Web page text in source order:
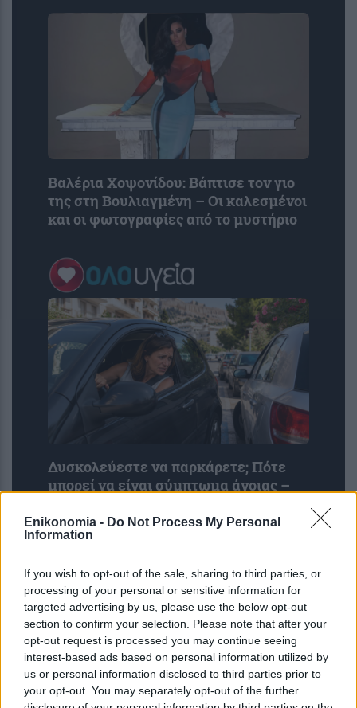
Enikonomia - Do Not Process My Personal
Information
If you wish to opt-out of the sale, sharing to third parties, or
processing of your personal or sensitive information for
targeted advertising by us, please use the below opt-out
section to confirm your selection. Please note that after your
opt-out request is processed you may continue seeing
interest-based ads based on personal information utilized by
us or personal information disclosed to third parties prior to
your opt-out. You may separately opt-out of the further
Βαλέρια Χοψονίδου: Βάπτισε τον γιο
της στη Βουλιαγμένη – Οι καλεσμένοι
και οι φωτογραφίες από το μυστήριο
Δυσκολεύεστε να παρκάρετε; Πότε
μπορεί να είναι σύμπτωμα άνοιας –
μνήμης